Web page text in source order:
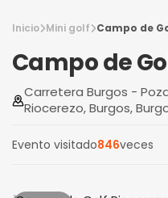
Inicio Mini golf Campo de
Campo de
Carretera Burgos - Poza
Riocerezo, Burgos,
Evento visitado846veces